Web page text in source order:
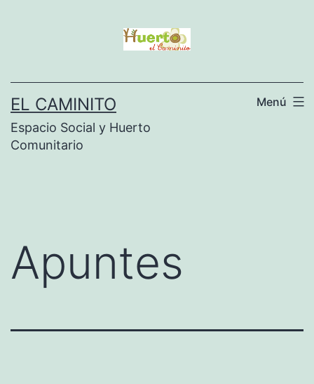
EL CAMINITO
Espacio Social y Huerto
Comunitario
Menú
Apuntes